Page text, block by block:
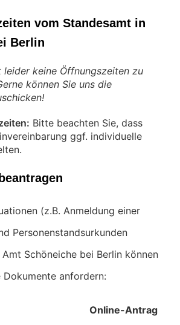
vom Standesamt in
Berlin
leider keine Öffnungszeiten zu
können Sie uns die
Bitte beachten Sie, dass
ggf. individuelle
(z.B. Anmeldung einer
Personenstandsurkunden
Schöneiche bei Berlin können
Dokumente anfordern:
Online-Antrag